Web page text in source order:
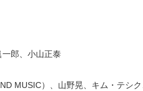
郎、小山正泰
MUSIC）、山野晃、キム・テシ